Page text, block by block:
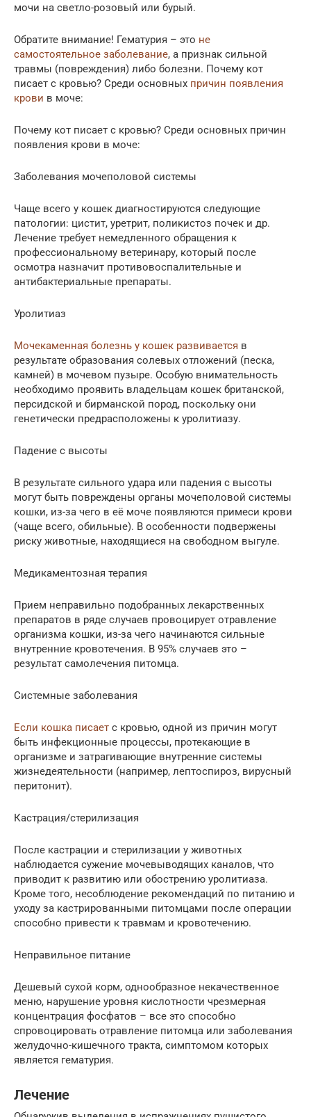
мочи на светло-розовый или бурый.
Обратите внимание! Гематурия – это не
самостоятельное заболевание, а признак сильной
травмы (повреждения) либо болезни. Почему кот
писает с кровью? Среди основных причин появления
крови в моче:
Почему кот писает с кровью? Среди основных причин
появления крови в моче:
Заболевания мочеполовой системы
Чаще всего у кошек диагностируются следующие
патологии: цистит, уретрит, поликистоз почек и др.
Лечение требует немедленного обращения к
профессиональному ветеринару, который после
осмотра назначит противовоспалительные и
антибактериальные препараты.
Уролитиаз
Мочекаменная болезнь у кошек развивается в
результате образования солевых отложений (песка,
камней) в мочевом пузыре. Особую внимательность
необходимо проявить владельцам кошек британской,
персидской и бирманской пород, поскольку они
генетически предрасположены к уролитиазу.
Падение с высоты
В результате сильного удара или падения с высоты
могут быть повреждены органы мочеполовой системы
кошки, из-за чего в её моче появляются примеси крови
(чаще всего, обильные). В особенности подвержены
риску животные, находящиеся на свободном выгуле.
Медикаментозная терапия
Прием неправильно подобранных лекарственных
препаратов в ряде случаев провоцирует отравление
организма кошки, из-за чего начинаются сильные
внутренние кровотечения. В 95% случаев это –
результат самолечения питомца.
Системные заболевания
Если кошка писает с кровью, одной из причин могут
быть инфекционные процессы, протекающие в
организме и затрагивающие внутренние системы
жизнедеятельности (например, лептоспироз, вирусный
перитонит).
Кастрация/стерилизация
После кастрации и стерилизации у животных
наблюдается сужение мочевыводящих каналов, что
приводит к развитию или обострению уролитиаза.
Кроме того, несоблюдение рекомендаций по питанию и
уходу за кастрированными питомцами после операции
способно привести к травмам и кровотечению.
Неправильное питание
Дешевый сухой корм, однообразное некачественное
меню, нарушение уровня кислотности чрезмерная
концентрация фосфатов – все это способно
спровоцировать отравление питомца или заболевания
желудочно-кишечного тракта, симптомом которых
является гематурия.
Лечение